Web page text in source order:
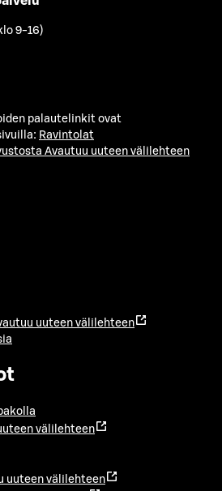
9-16)
palautelinkit ovat
Ravintolat
Avautuu uuteen välilehteen
uuteen välilehteen
välilehteen
uuteen välilehteen